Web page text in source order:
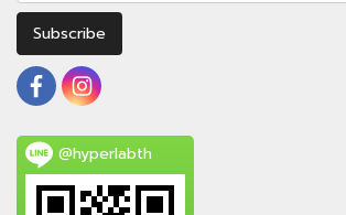
Subscribe
@hyperlabth